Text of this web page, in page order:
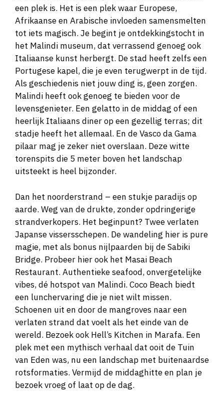
een plek is. Het is een plek waar Europese,
Afrikaanse en Arabische invloeden samensmelten
tot iets magisch. Je begint je ontdekkingstocht in
het Malindi museum, dat verrassend genoeg ook
Italiaanse kunst herbergt. De stad heeft zelfs een
Portugese kapel, die je even terugwerpt in de tijd.
Als geschiedenis niet jouw ding is, geen zorgen.
Malindi heeft ook genoeg te bieden voor de
levensgenieter. Een gelatto in de middag of een
heerlijk Italiaans diner op een gezellig terras; dit
stadje heeft het allemaal. En de Vasco da Gama
pilaar mag je zeker niet overslaan. Deze witte
torenspits die 5 meter boven het landschap
uitsteekt is heel bijzonder.
Dan het noorderstrand – een stukje paradijs op
aarde. Weg van de drukte, zonder opdringerige
strandverkopers. Het beginpunt? Twee verlaten
Japanse vissersschepen. De wandeling hier is pure
magie, met als bonus nijlpaarden bij de Sabiki
Bridge. Probeer hier ook het Masai Beach
Restaurant. Authentieke seafood, onvergetelijke
vibes, dé hotspot van Malindi. Coco Beach biedt
een lunchervaring die je niet wilt missen.
Schoenen uit en door de mangroves naar een
verlaten strand dat voelt als het einde van de
wereld. Bezoek ook Hell’s Kitchen in Marafa. Een
plek met een mythisch verhaal dat ooit de Tuin
van Eden was, nu een landschap met buitenaardse
rotsformaties. Vermijd de middaghitte en plan je
bezoek vroeg of laat op de dag.